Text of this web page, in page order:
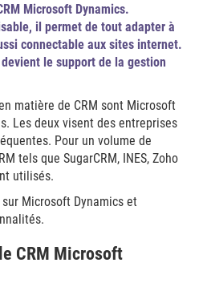
Microsoft Dynamics.
il permet de tout adapter à
connectable aux sites internet.
devient le support de la gestion
matière de CRM sont Microsoft
Les deux visent des entreprises
Pour un volume de
tels que SugarCRM, INES, Zoho
utilisés.
Microsoft Dynamics et
CRM Microsoft